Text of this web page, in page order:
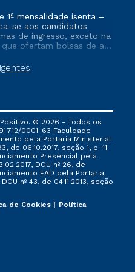
mensalidade isenta –
se aos candidatos
de ingresso, exceto na
ofertam bolsas de até
efetivado e/ou não
sua matrícula em uma
governamentais, e
outra campanha
© 2026 - Todos os
0001-63 Faculdade
pela Portaria Ministerial
de 06.10.2017, seção 1, p. 11
Presencial ​pela
DOU nº 26, de
EAD pela Portaria
nº 43, de 04.11.2013, seção
de Cookies
Política